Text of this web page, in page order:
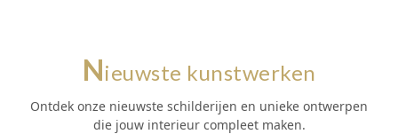
Nieuwste kunstwerken
Ontdek onze nieuwste schilderijen en unieke ontwerpen
die jouw interieur compleet maken.